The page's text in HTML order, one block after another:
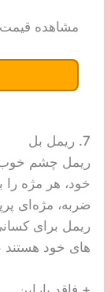
مشاهده
7. ریمل بل
ریمل چشم خوب
خود، هر مژه را
ضربه، مژه‌ای
ریمل برای
های خود